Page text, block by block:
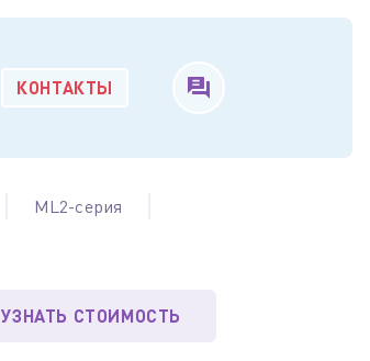
КОНТАКТЫ
ML2-серия
УЗНАТЬ СТОИМОСТЬ